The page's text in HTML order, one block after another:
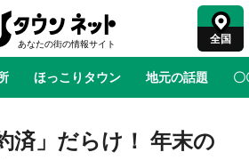
全国
ほっこりタウン 地元の話題 〇
あの時はありがとう 物語がはじ
済」だらけ！ 年末の